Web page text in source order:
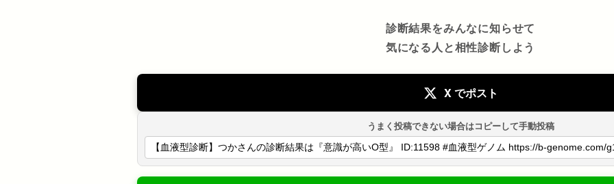
診断結果をみんなに知らせて
気になる人と相性診断しよう
X でポスト
うまく投稿できない場合はコピーして手動投稿